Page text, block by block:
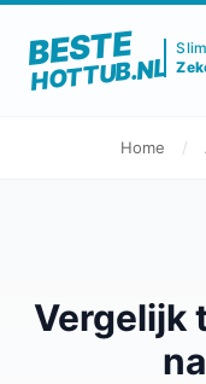
BESTE
HOTTUB.NL
Home /
Vergelijk